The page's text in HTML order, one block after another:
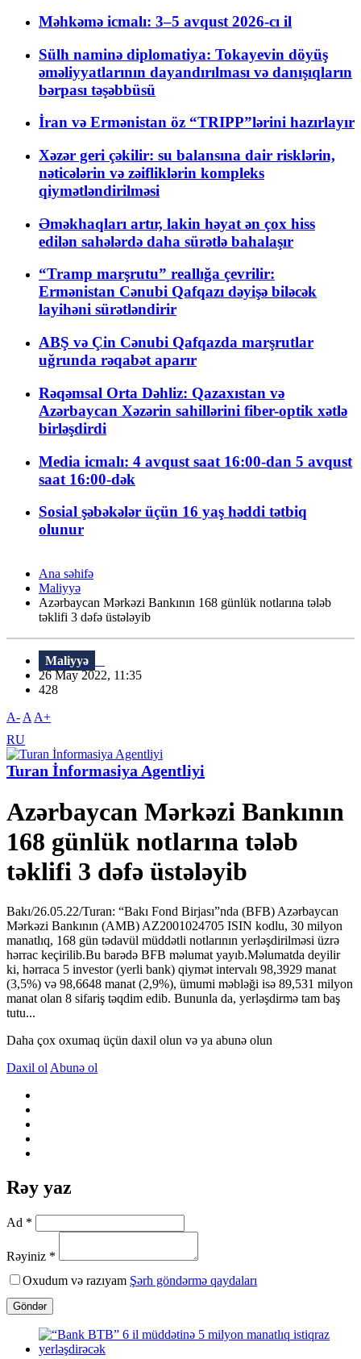
Məhkəmə icmalı: 3–5 avqust 2026-cı il
Sülh naminə diplomatiya: Tokayevin döyüş
əməliyyatlarının dayandırılması və danışıqların
bərpası təşəbbüsü
İran və Ermənistan öz “TRIPP”lərini hazırlayır
Xəzər geri çəkilir: su balansına dair risklərin,
nəticələrin və zəifliklərin kompleks
qiymətləndirilməsi
Əməkhaqları artır, lakin həyat ən çox hiss
edilən sahələrdə daha sürətlə bahalaşır
“Tramp marşrutu” reallığa çevrilir:
Ermənistan Cənubi Qafqazı dəyişə biləcək
layihəni sürətləndirir
ABŞ və Çin Cənubi Qafqazda marşrutlar
uğrunda rəqabət aparır
Rəqəmsal Orta Dəhliz: Qazaxıstan və
Azərbaycan Xəzərin sahillərini fiber-optik xətlə
birləşdirdi
Media icmalı: 4 avqust saat 16:00-dan 5 avqust
saat 16:00-dək
Sosial şəbəkələr üçün 16 yaş həddi tətbiq
olunur
Ana səhifə
Maliyyə
Azərbaycan Mərkəzi Bankının 168 günlük notlarına tələb
təklifi 3 dəfə üstələyib
Maliyyə
26 May 2022, 11:35
428
A- A A+
RU
Turan İnformasiya Agentliyi
Azərbaycan Mərkəzi Bankının
168 günlük notlarına tələb
təklifi 3 dəfə üstələyib
Bakı/26.05.22/Turan: “Bakı Fond Birjası”nda (BFB) Azərbaycan
Mərkəzi Bankının (AMB) AZ2001024705 ISIN kodlu, 30 milyon
manatlıq, 168 gün tədavül müddətli notlarının yerləşdirilməsi üzrə
hərrac keçirilib.Bu barədə BFB məlumat yayıb.Məlumatda deyilir
ki, hərraca 5 investor (yerli bank) qiymət intervalı 98,3929 manat
(3,5%) və 98,6648 manat (2,9%), ümumi məbləği isə 89,531 milyon
manat olan 8 sifariş təqdim edib. Bununla da, yerləşdirmə tam baş
tutu...
Daha çox oxumaq üçün daxil olun və ya abunə olun
Daxil ol Abunə ol
Rəy yaz
Ad *
Rəyiniz *
Oxudum və razıyam Şərh göndərmə qaydaları
Göndər